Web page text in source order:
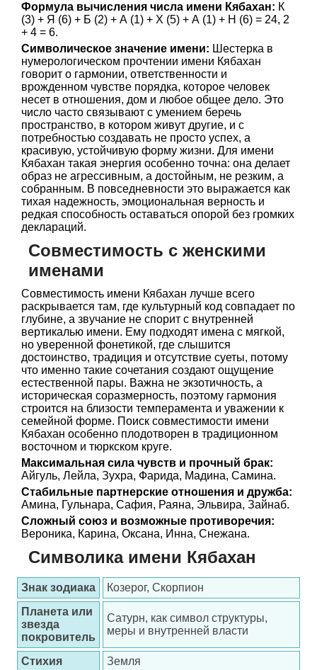
Формула вычисления числа имени Кябахан: К
(3) + Я (6) + Б (2) + А (1) + Х (5) + А (1) + Н (6) = 24, 2
+ 4 = 6.
Символическое значение имени: Шестерка в
нумерологическом прочтении имени Кябахан
говорит о гармонии, ответственности и
врожденном чувстве порядка, которое человек
несет в отношения, дом и любое общее дело. Это
число часто связывают с умением беречь
пространство, в котором живут другие, и с
потребностью создавать не просто успех, а
красивую, устойчивую форму жизни. Для имени
Кябахан такая энергия особенно точна: она делает
образ не агрессивным, а достойным, не резким, а
собранным. В повседневности это выражается как
тихая надежность, эмоциональная верность и
редкая способность оставаться опорой без громких
деклараций.
Совместимость с женскими
именами
Совместимость имени Кябахан лучше всего
раскрывается там, где культурный код совпадает по
глубине, а звучание не спорит с внутренней
вертикалью имени. Ему подходят имена с мягкой,
но уверенной фонетикой, где слышится
достоинство, традиция и отсутствие суеты, потому
что именно такие сочетания создают ощущение
естественной пары. Важна не экзотичность, а
историческая соразмерность, поэтому гармония
строится на близости темперамента и уважении к
семейной форме. Поиск совместимости имени
Кябахан особенно плодотворен в традиционном
восточном и тюркском круге.
Максимальная сила чувств и прочный брак:
Айгуль, Лейла, Зухра, Фарида, Мадина, Самина.
Стабильные партнерские отношения и дружба:
Амина, Гульнара, Сафия, Раяна, Эльвира, Зайнаб.
Сложный союз и возможные противоречия:
Вероника, Карина, Оксана, Инна, Снежана.
Символика имени Кябахан
Знак зодиака
Козерог, Скорпион
Планета или
звезда
покровитель
Сатурн, как символ структуры,
меры и внутренней власти
Стихия Земля